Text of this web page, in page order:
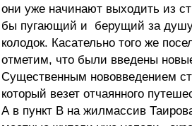
они уже начинают выходить из
бы пугающий и берущий за душу
колодок. Касательно того же
отметим, что были введены
Существенным нововведением
который везет отчаянного
А в пункт В на жилмассив